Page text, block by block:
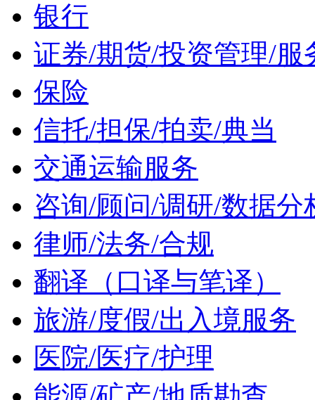
银行
证券/期货/投资管理/服
保险
信托/担保/拍卖/典当
交通运输服务
咨询/顾问/调研/数据分
律师/法务/合规
翻译（口译与笔译）
旅游/度假/出入境服务
医院/医疗/护理